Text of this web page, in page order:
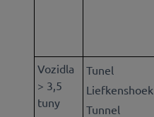
Vozidla
> 3,5
tuny
Tunel
Liefkenshoek
Tunnel